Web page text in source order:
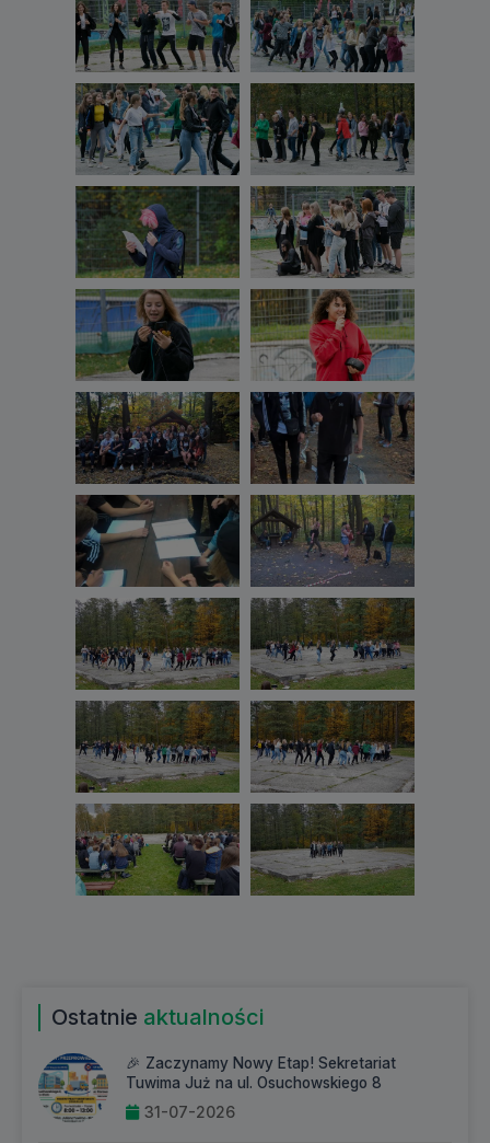
Ostatnie aktualności
🎉 Zaczynamy Nowy Etap! Sekretariat
Tuwima Już na ul. Osuchowskiego 8
31-07-2026